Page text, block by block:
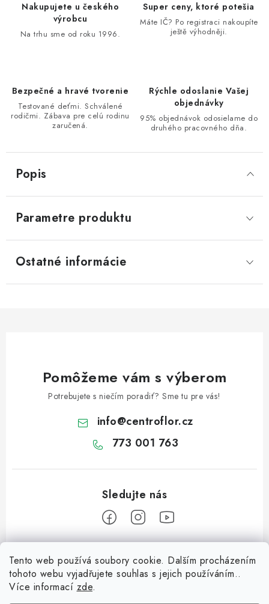
Tento web používá soubory cookie. Dalším procházením
tohoto webu vyjadřujete souhlas s jejich používáním..
Více informací zde.
Nakupujete u českého
výrobcu
Na trhu sme od roku 1996.
Super ceny, ktoré potešia
Máte IČ? Po registraci nakoupíte
ještě výhodněji.
Bezpečné a hravé tvorenie
Testované deťmi. Schválené
rodičmi. Zábava pre celú rodinu
zaručená.
Rýchle odoslanie Vašej
objednávky
95% objednávok odosielame do
druhého pracovného dňa.
Popis
Parametre produktu
Ostatné informácie
Pomôžeme vám s výberom
Potrebujete s niečím poradiť? Sme tu pre vás!
info@centroflor.cz
773 001 763
Z
Informace pro vás